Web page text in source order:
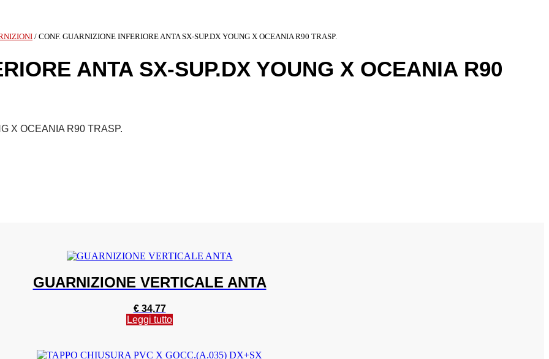
/ CONF. GUARNIZIONE INFERIORE ANTA SX-SUP.DX YOUNG X OCEANIA R90 TRASP.
ANTA SX-SUP.DX YOUNG X OCEANIA R90
X OCEANIA R90 TRASP.
GUARNIZIONE VERTICALE ANTA
€34,77
Leggi tutto